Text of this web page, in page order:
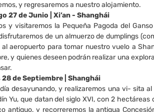
y regresaremos a nuestro alojamiento.
27 de Junio | Xi’an - Shanghái
y visitaremos la Pequeña Pagoda del
de un almuerzo de dumplings
aeropuerto para tomar nuestro vuelo a
y quienes deseen podrán realizar una
28 de Septiembre | Shanghái
desayunando, y realizaremos una vi- sita
Yu, que datan del siglo XVI, con 2
antiguo, y recorreremos la antigua